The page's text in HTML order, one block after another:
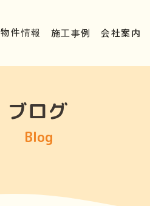
物件情報 施工事例 会社案内
ブログ
Blog